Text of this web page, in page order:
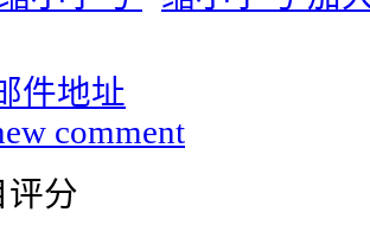
件地址
comment
评分